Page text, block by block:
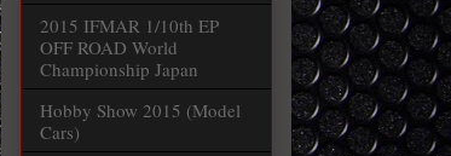
2015 IFMAR 1/10th EP
OFF ROAD World
Championship Japan
Hobby Show 2015 (Model
Cars)